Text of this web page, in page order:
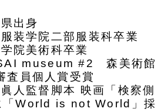
出身
装学院二部服装科卒業
院美術科卒業
museum #2 森美術館
査員個人賞受賞
人監督脚本 映画「検察側
「World is not World」採